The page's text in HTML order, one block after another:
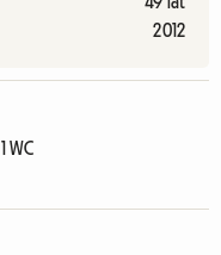
2012
1 WC